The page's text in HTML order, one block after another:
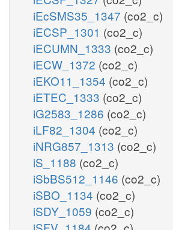
iEcSMS35_1347 (co2_c)
iECSP_1301 (co2_c)
iECUMN_1333 (co2_c)
iECW_1372 (co2_c)
iEKO11_1354 (co2_c)
iETEC_1333 (co2_c)
iG2583_1286 (co2_c)
iLF82_1304 (co2_c)
iNRG857_1313 (co2_c)
iS_1188 (co2_c)
iSbBS512_1146 (co2_c)
iSBO_1134 (co2_c)
iSDY_1059 (co2_c)